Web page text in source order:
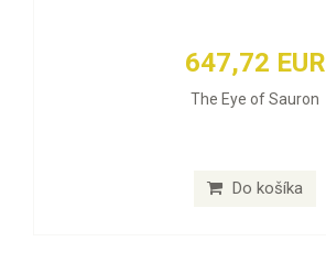
647,72 EUR
The Eye of Sauron
Do košíka